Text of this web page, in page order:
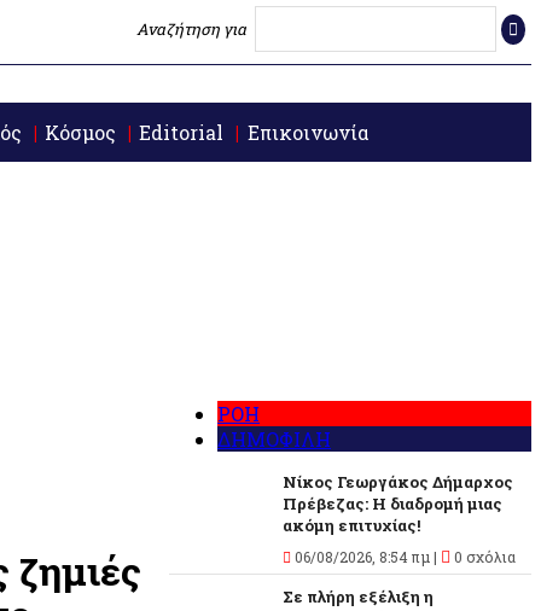
Αναζήτηση για
Κόσμος Editorial Επικοινωνία
ΡΟΗ
ΔΗΜΟΦΙΛΗ
Νίκος Γεωργάκος Δήμαρχος
Πρέβεζας: Η διαδρομή μιας
ακόμη επιτυχίας!
06/08/2026, 8:54 πμ | 0 σχόλια
Σε πλήρη εξέλιξη η